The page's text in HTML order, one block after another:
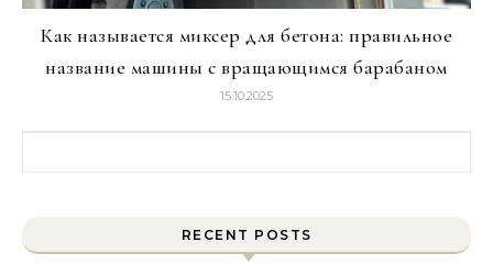
Как называется миксер для бетона: правильное
название машины с вращающимся барабаном
15.10.2025
RECENT POSTS